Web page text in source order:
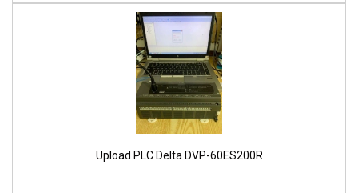
Upload PLC Delta DVP-60ES200R